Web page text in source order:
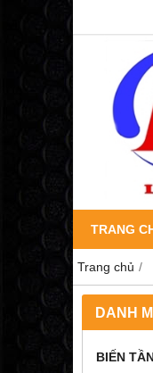
TRANG
Trang chủ
DANH
BIẾN